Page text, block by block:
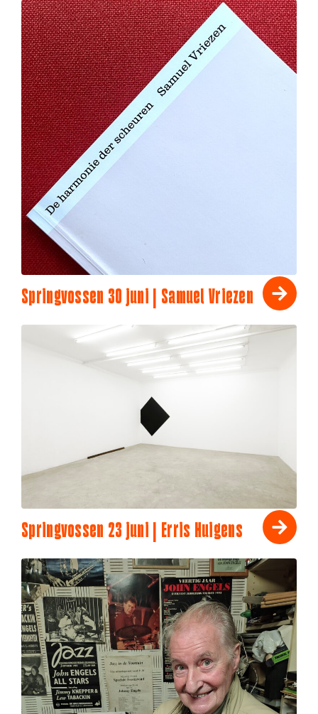
Springvossen 30 juni | Samuel Vriezen
Springvossen 23 juni | Erris Huigens